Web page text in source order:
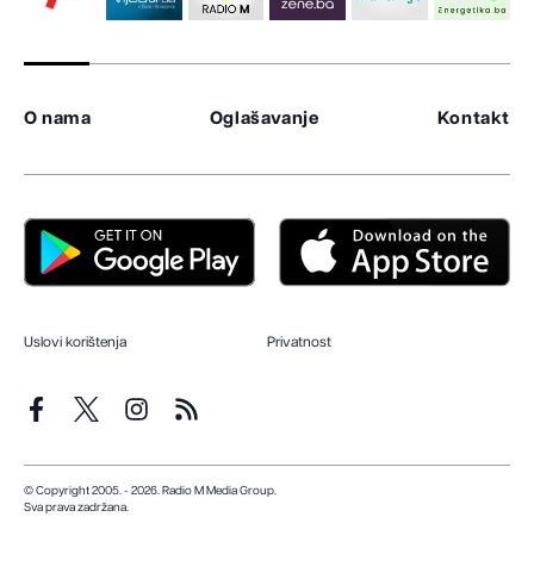
O nama Oglašavanje Kontakt
Uslovi korištenja Privatnost
© Copyright 2005. - 2026. Radio M Media Group.
Sva prava zadržana.